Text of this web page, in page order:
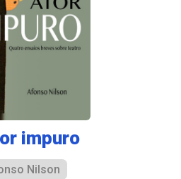
impuro
Nilson